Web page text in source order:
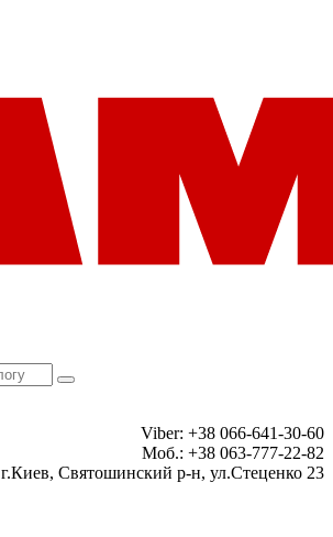
Viber: +38 066-641-30-60
Моб.: +38 063-777-22-82
г.Киев, Святошинский р-н, ул.Стеценко 23